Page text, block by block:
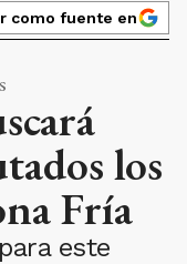
como fuente en
los
Fría
este